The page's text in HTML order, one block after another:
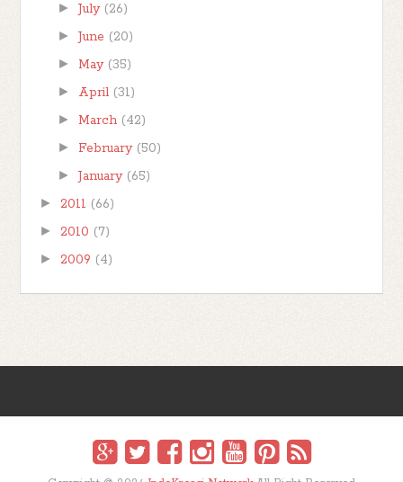
► July (26)
► June (20)
► May (35)
► April (31)
► March (42)
► February (50)
► January (65)
► 2011 (66)
► 2010 (7)
► 2009 (4)